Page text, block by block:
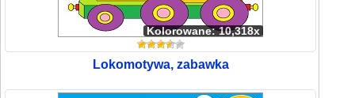
Kolorowane: 10,318x
Lokomotywa, zabawka